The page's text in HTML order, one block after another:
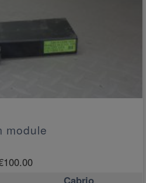
module
100.00